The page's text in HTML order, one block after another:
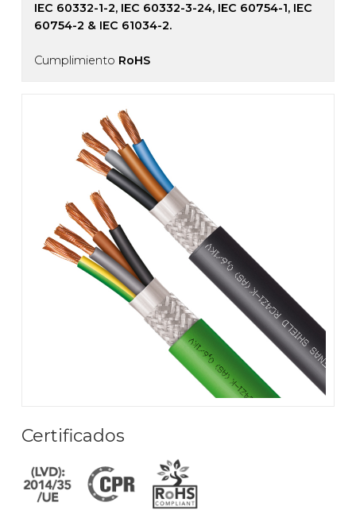
IEC 60332-1-2, IEC 60332-3-24, IEC 60754-1, IEC
60754-2 & IEC 61034-2.
Cumplimiento RoHS
Certificados